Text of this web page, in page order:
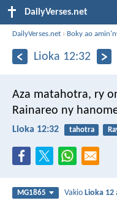
DailyVerses.net
DailyVerses.net › Boky ao
Lioka 12:32
Aza matahotra, ry
Rainareo ny
Lioka 12:32 tahotra
MG1865 VakioLioka 12